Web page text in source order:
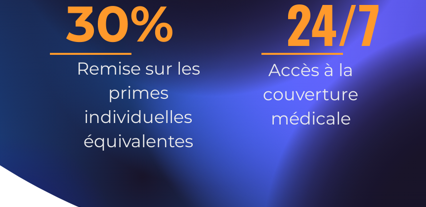
30%
Remise sur les
primes
individuelles
équivalentes
24/7
Accès à la
couverture
médicale